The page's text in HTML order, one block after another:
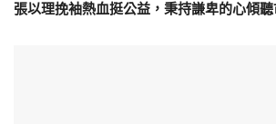
張以理挽袖熱血挺公益，秉持謙卑的心傾